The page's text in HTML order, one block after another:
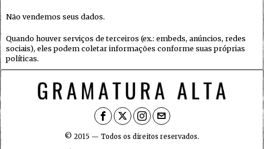
Não vendemos seus dados.
Quando houver serviços de terceiros (ex.: embeds, anúncios, redes
sociais), eles podem coletar informações conforme suas próprias
políticas.
© 2015 — Todos os direitos reservados.